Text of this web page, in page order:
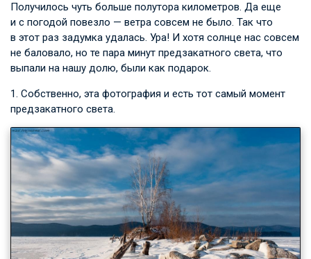
Получилось чуть больше полутора километров. Да еще
и с погодой повезло — ветра совсем не было. Так что
в этот раз задумка удалась. Ура! И хотя солнце нас совсем
не баловало, но те пара минут предзакатного света, что
выпали на нашу долю, были как подарок.
1. Собственно, эта фотография и есть тот самый момент
предзакатного света.